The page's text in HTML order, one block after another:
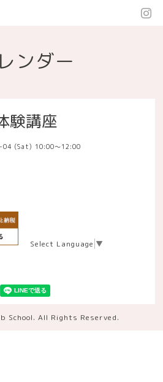
ンダー
験講座
04 (Sat) 10:00～12:00
Select Language ▼
School. All Rights Reserved.